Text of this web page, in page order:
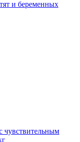
и беременных